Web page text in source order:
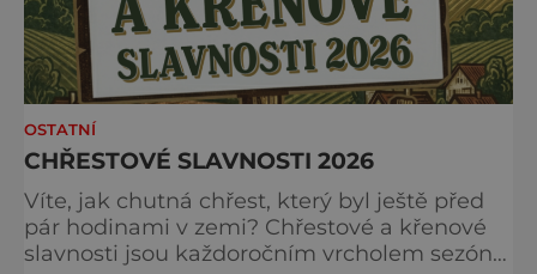
OSTATNÍ
CHŘESTOVÉ SLAVNOSTI 2026
Víte, jak chutná chřest, který byl ještě před
pár hodinami v zemi? Chřestové a křenové
slavnosti jsou každoročním vrcholem sezóny,